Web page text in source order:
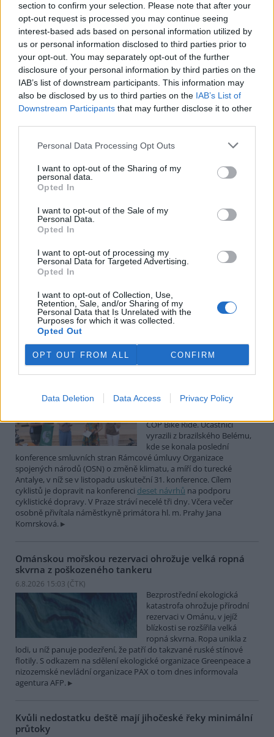
section to confirm your selection. Please note that after your
opt-out request is processed you may continue seeing
interest-based ads based on personal information utilized by
us or personal information disclosed to third parties prior to
your opt-out. You may separately opt-out of the further
disclosure of your personal information by third parties on the
IAB’s list of downstream participants. This information may
also be disclosed by us to third parties on the IAB’s List of
Downstream Participants that may further disclose it to other
Personal Data Processing Opt Outs
I want to opt-out of the Sharing of my
personal data.
Opted In
I want to opt-out of the Sale of my
Personal Data.
Opted In
I want to opt-out of processing my
Personal Data for Targeted Advertising.
Opted In
I want to opt-out of Collection, Use,
Retention, Sale, and/or Sharing of my
Personal Data that Is Unrelated with the
Purposes for which it was collected.
Opted Out
OPT OUT FROM ALL CONFIRM
Data Deletion Data Access Privacy Policy
Ředitelé odborů i mluvčí se z ČIŽP rozhodli odejít z
vlastní vůle, řekl Straka
ČTK )
Diskuse: 1
Ředitel odboru vnitřních
služeb Matěj Mrlina, vedoucí
služebního úřadu Oldřich
Jarolím a tisková mluvčí Miriam
Loužecká končí na České
inspekci životního prostředí (ČIŽP) z vlastní iniciativy. Na dotaz ČTK
to napsal nový ředitel inspekce Pavel Straka (za Motoristy). O jejich
Podle něj tak končí dva z pěti ředitelů odborů na ČIŽP.
Veterináři v horku ošetřují více zvířat, ohrožení jsou psi
se zploštělým čumákem
6.8.2026 15:15 (ČTK)
Veterináři v současných
podle nich patří plemena psů s
krátkou lebkou a zploštělým
čumákem, jako jsou například mopsi nebo buldočci, starší jedinci a
vyhledávají veterinární ošetření nejčastěji kvůli přehřátí organismu,
dehydrataci nebo kolapsu. ČTK to sdělila viceprezidentka Komory
veterinárních lékařů ČR Kateřina Valdhans.
Do Prahy dorazili jezdci cyklistické štafety, míří na
konferenci o klimatu
Do Prahy dnes dorazili jezdci
COP Bike Ride. Účastníci
vyrazili z brazilského Belému,
kde se konala poslední
konference smluvních stran Rámcové úmluvy Organizace
spojených národů (OSN) o změně klimatu, a míří do turecké
Antalye, v níž se v listopadu uskuteční 31. konference. Cílem
cyklistů je dopravit na konferenci deset návrhů na podporu
cyklistické dopravy. V Praze stráví necelé tři dny. Včera večer
osobně přivítala náměstkyně primátora hl. m. Prahy Jana
Komrsková.
Ománskou mořskou rezervaci ohrožuje velká ropná
skvrna z poškozeného tankeru
6.8.2026 15:03 (ČTK)
Bezprostřední ekologická
katastrofa ohrožuje přírodní
rezervaci v Ománu, v jejíž
blízkosti se rozšířila velká
ropná skvrna. Ropa unikla z
lodi, u níž panuje podezření, že patří do takzvané ruské stínové
flotily. S odkazem na sdělení ekologické organizace Greenpeace a
nizozemské nevládní organizace PAX o tom dnes informovala
agentura AFP.
Kvůli nedostatku deště mají jihočeské řeky minimální
průtoky